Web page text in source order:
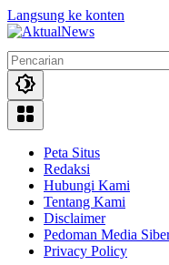
Langsung ke konten
Peta Situs
Redaksi
Hubungi Kami
Tentang Kami
Disclaimer
Pedoman Media
Privacy Policy